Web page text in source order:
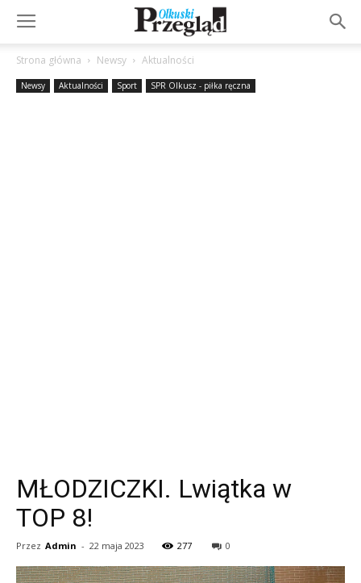
Strona główna Newsy Aktualności
Newsy Aktualności Sport SPR Olkusz - piłka ręczna
MŁODZICZKI. Lwiątka w
TOP 8!
Przez Admin - 22 maja 2023 277 0